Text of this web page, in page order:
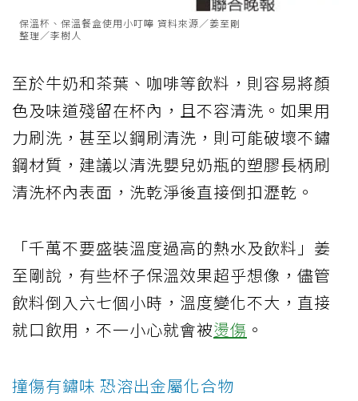
保溫杯、保溫餐盒使用小叮嚀 資料來源／姜至剛
整理／李樹人
至於牛奶和茶葉、咖啡等飲料，則容易將顏
色及味道殘留在杯內，且不容清洗。如果用
力刷洗，甚至以鋼刷清洗，則可能破壞不鏽
鋼材質，建議以清洗嬰兒奶瓶的塑膠長柄刷
清洗杯內表面，洗乾淨後直接倒扣瀝乾。
「千萬不要盛裝溫度過高的熱水及飲料」姜
至剛說，有些杯子保溫效果超乎想像，儘管
飲料倒入六七個小時，溫度變化不大，直接
就口飲用，不一小心就會被燙傷 。
撞傷有鏽味 恐溶出金屬化合物